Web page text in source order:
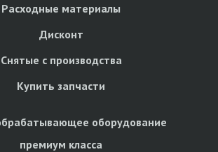
Расходные материалы
Дисконт
Снятые с производства
Купить запчасти
оборудование
премиум класса